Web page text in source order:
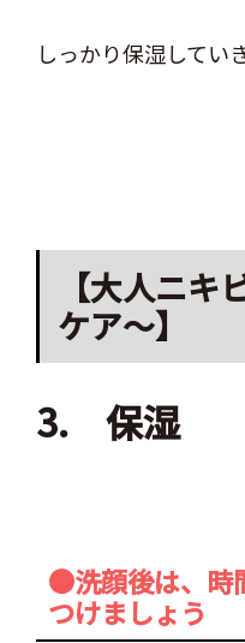
しっかり保湿して
【大人ニキ
ケア～】
3. 保湿
●洗顔後は、時
つけましょう